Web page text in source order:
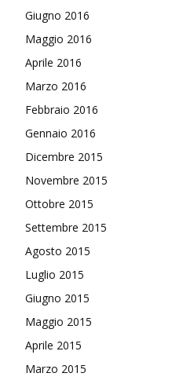
Giugno 2016
Maggio 2016
Aprile 2016
Marzo 2016
Febbraio 2016
Gennaio 2016
Dicembre 2015
Novembre 2015
Ottobre 2015
Settembre 2015
Agosto 2015
Luglio 2015
Giugno 2015
Maggio 2015
Aprile 2015
Marzo 2015